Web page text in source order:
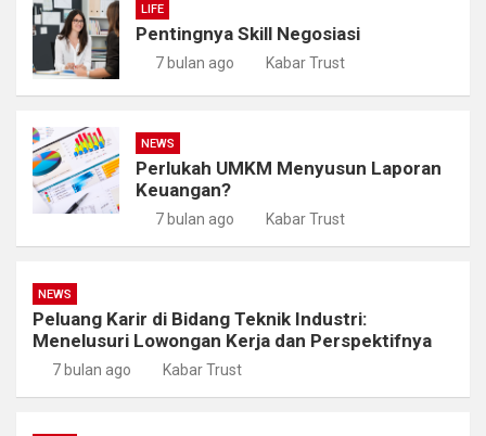
LIFE
Pentingnya Skill Negosiasi
7 bulan ago Kabar Trust
NEWS
Perlukah UMKM Menyusun Laporan
Keuangan?
7 bulan ago Kabar Trust
NEWS
Peluang Karir di Bidang Teknik Industri:
Menelusuri Lowongan Kerja dan Perspektifnya
7 bulan ago Kabar Trust